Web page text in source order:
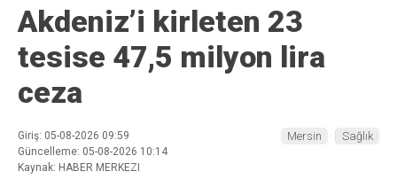
Akdeniz’i kirleten 23
tesise 47,5 milyon lira
ceza
Giriş: 05-08-2026 09:59
Güncelleme: 05-08-2026 10:14
Kaynak: HABER MERKEZI
Mersin Sağlık